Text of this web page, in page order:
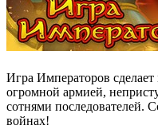
Игра Императоров
огромной армией,
сотнями последователей.
войнах!